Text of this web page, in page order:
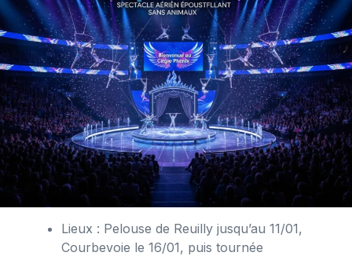
Lieux : Pelouse de Reuilly jusqu’au 11/01,
Courbevoie le 16/01, puis tournée